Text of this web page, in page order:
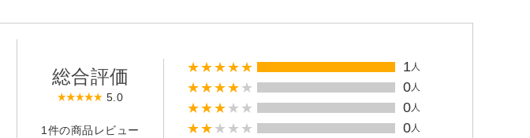
総合評価
5.0
1件の商品レビュー
1人
0人
0人
0人